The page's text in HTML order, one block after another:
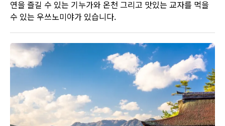
연을 즐길 수 있는 기누가와 온천 그리고 맛있는 교자를 먹을
수 있는 우쓰노미야가 있습니다.